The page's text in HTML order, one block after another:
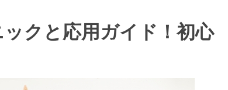
クと応用ガイド！初心